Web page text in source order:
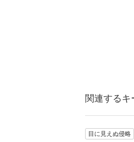
関連するキ
目に見えぬ侵略